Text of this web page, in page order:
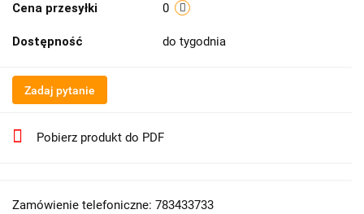
Cena przesyłki 0
Dostępność do tygodnia
Zadaj pytanie
Pobierz produkt do PDF
Zamówienie telefoniczne: 783433733